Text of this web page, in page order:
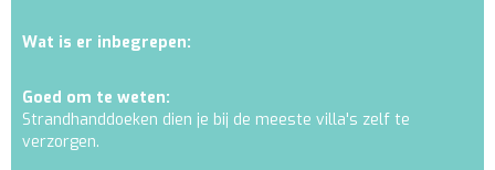
Wat is er inbegrepen:
Goed om te weten:
Strandhanddoeken dien je bij de meeste villa's zelf te
verzorgen.